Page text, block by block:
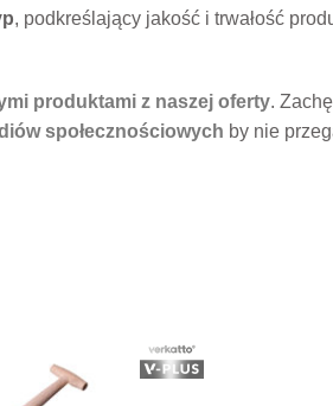
, podkreślający jakość i trwałość
produktami z naszej oferty.
społecznościowych by nie